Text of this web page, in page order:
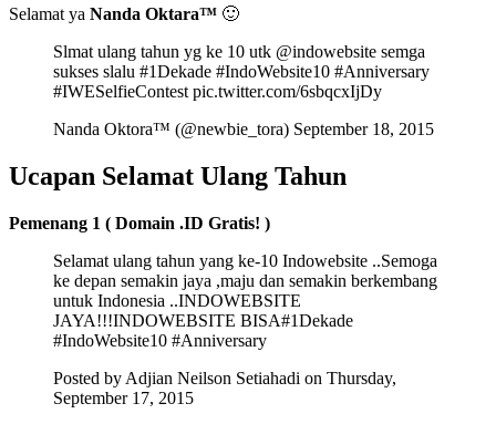
Selamat ya Nanda Oktara™ 🙂
Slmat ulang tahun yg ke 10 utk @indowebsite semga
sukses slalu #1Dekade #IndoWebsite10 #Anniversary
#IWESelfieContest pic.twitter.com/6sbqcxIjDy
Nanda Oktora™ (@newbie_tora) September 18, 2015
Ucapan Selamat Ulang Tahun
Pemenang 1 ( Domain .ID Gratis! )
Selamat ulang tahun yang ke-10 Indowebsite ..Semoga
ke depan semakin jaya ,maju dan semakin berkembang
untuk Indonesia ..INDOWEBSITE
JAYA!!!INDOWEBSITE BISA#1Dekade
#IndoWebsite10 #Anniversary
Posted by Adjian Neilson Setiahadi on Thursday,
September 17, 2015